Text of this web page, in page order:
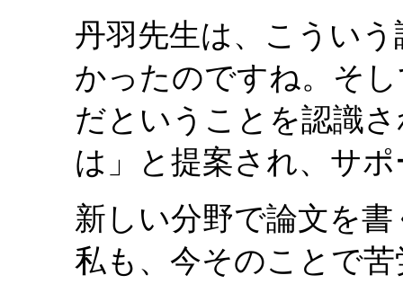
丹羽先生は、こうい
かったのですね。そ
だということを認識
は」と提案され、サ
新しい分野で論文を
私も、今そのことで